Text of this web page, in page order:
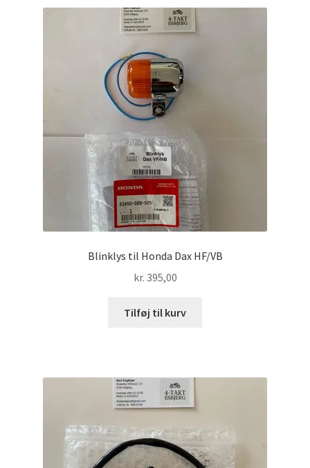
Blinklys til Honda Dax HF/VB
kr. 395,00
Tilføj til kurv